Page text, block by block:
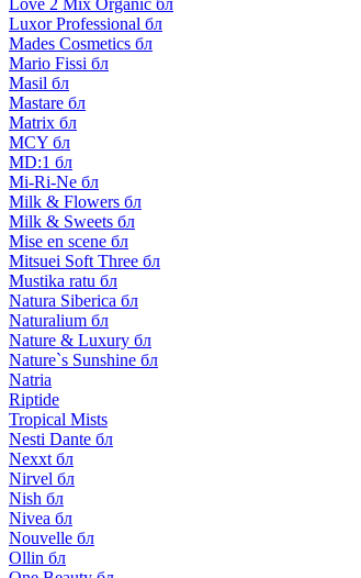
Love 2 Mix Organic бл
Luxor Professional бл
Mades Cosmetics бл
Mario Fissi бл
Masil бл
Mastare бл
Matrix бл
MCY бл
MD:1 бл
Mi-Ri-Ne бл
Milk & Flowers бл
Milk & Sweets бл
Mise en scene бл
Mitsuei Soft Three бл
Mustika ratu бл
Natura Siberica бл
Naturalium бл
Nature & Luxury бл
Nature`s Sunshine бл
Natria
Riptide
Tropical Mists
Nesti Dante бл
Nexxt бл
Nirvel бл
Nish бл
Nivea бл
Nouvelle бл
Ollin бл